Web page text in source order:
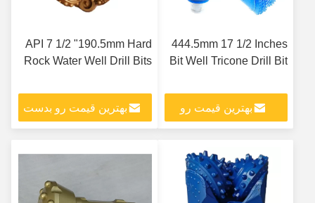
444.5mm 17 1/2 Inches
Bit Well Tricone Drill Bit
بهترین قیمت رو
API 7 1/2 "190.5mm Hard
Rock Water Well Drill Bits
بهترین قیمت رو بدست